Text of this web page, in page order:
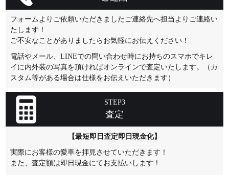
フォームよりご依頼いただきましたご連絡先へ担当よりご連絡い
たします！
ご不安なことがありましたらお気軽にお伝えください！
電話やメール、LINEでの問い合わせ時にお持ちのスマホでキレ
イに内外装の写真を頂ければオンラインで査定いたします。（カ
スタム等がある場合は仕様をお伝えいただきます）
STEP3
査定
【最短即日査定即日現金化】
実際にお客様の愛車を拝見させていただきます！
また、査定額は即日現金にてお支払いします！